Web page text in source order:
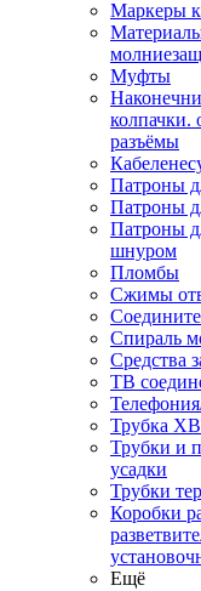
Маркеры
Муфты
колпачки.
разъёмы
Патроны
Патроны
Патроны
шнуром
Пломбы
Сжимы
Спираль
Средства
ТВ
Трубка
Трубки и
усадки
Трубки
Коробки
Ещё